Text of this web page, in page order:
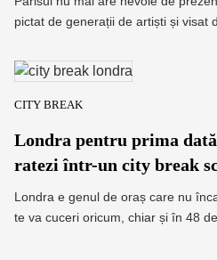
pictat de generații de artiști și visat
CITY BREAK
Londra pentru prima
ratezi într-un city break
Londra e genul de oraș care nu
te va cuceri oricum, chiar și în 48